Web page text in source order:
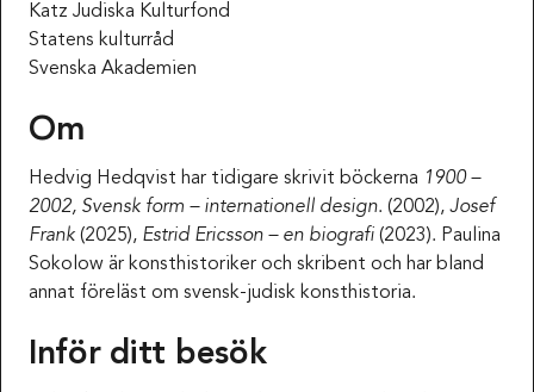
Katz Judiska Kulturfond
Statens kulturråd
Svenska Akademien
Om
Hedvig Hedqvist har tidigare skrivit böckerna 1900 –
2002, Svensk form – internationell design. (2002), Josef
Frank (2025), Estrid Ericsson – en biografi (2023). Paulina
Sokolow är konsthistoriker och skribent och har bland
annat föreläst om svensk-judisk konsthistoria.
Inför ditt besök